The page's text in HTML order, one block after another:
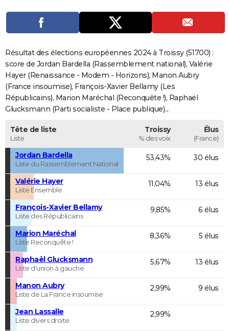
Carte de Noël
Carte Bonne année
Carte Saint-Valentin
Carte Pâques
Carte d'anniversaire
DICTIONNAIRE
Dictionnaire
Biographies
Citations
Expressions
Proverbes
PROGRAMME TV
COPAINS D'AVANT
S'inscrire
Se connecter
Lycées
Collèges
Primaires
Universités
Entreprises
Service militaire
Avis de recherche
AVIS DE DÉCÈS
FORUM
Résultat des élections européennes 2024 à Troissy (51700) :
score de Jordan Bardella (Rassemblement national), Valérie
Hayer (Renaissance - Modem - Horizons), Manon Aubry
(France insoumise), François-Xavier Bellamy (Les
Républicains), Marion Maréchal (Reconquête !), Raphaël
Glucksmann (Parti socialiste - Place publique)...
Tête de liste
Liste
Troissy
% des voix
Élus
(France)
Jordan Bardella
Liste du Rassemblement National
53,43% 30 élus
Valérie Hayer
Liste Ensemble
11,04% 13 élus
François-Xavier Bellamy
Liste des Républicains
9,85% 6 élus
Marion Maréchal
Liste Reconquête !
8,36% 5 élus
Raphaël Glucksmann
Liste d'union à gauche
5,67% 13 élus
Manon Aubry
Liste de La France insoumise
2,99% 9 élus
Jean Lassalle
Liste divers droite
2,99%